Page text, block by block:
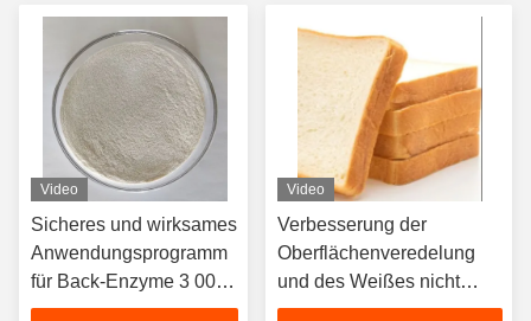
Video
Sicheres und wirksames
Anwendungsprogramm
für Back-Enzyme 3 000
G/T
Video
Verbesserung der
Oberflächenveredelung
und des Weißes nicht
fermentierter